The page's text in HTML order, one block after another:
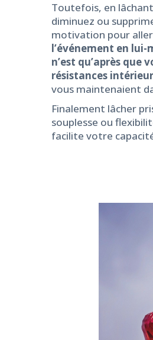
Toutefois, en
diminuez ou
motivation pour aller
l’événement en
n’est qu’après
résistances
vous maintenaient
Finalement lâcher
souplesse ou
facilite votre